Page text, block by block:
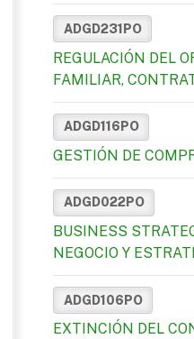
ADGD231PO
REGULACIÓN DEL
FAMILIAR,
ADGD116PO
GESTIÓN DE
ADGD022PO
BUSINESS
NEGOCIO Y
ADGD106PO
EXTINCIÓN DEL